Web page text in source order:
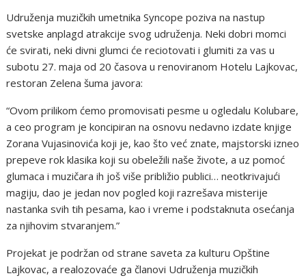
Udruženja muzičkih umetnika Syncope poziva na nastup
svetske anplagd atrakcije svog udruženja. Neki dobri momci
će svirati, neki divni glumci će reciotovati i glumiti za vas u
subotu 27. maja od 20 časova u renoviranom Hotelu Lajkovac,
restoran Zelena šuma javora:
“Ovom prilikom ćemo promovisati pesme u ogledalu Kolubare,
a ceo program je koncipiran na osnovu nedavno izdate knjige
Zorana Vujasinovića koji je, kao što već znate, majstorski izneo
prepeve rok klasika koji su obeležili naše živote, a uz pomoć
glumaca i muzičara ih još više približio publici… neotkrivajući
magiju, dao je jedan nov pogled koji razrešava misterije
nastanka svih tih pesama, kao i vreme i podstaknuta osećanja
za njihovim stvaranjem.”
Projekat je podržan od strane saveta za kulturu Opštine
Lajkovac, a realozovaće ga članovi Udruženja muzičkih